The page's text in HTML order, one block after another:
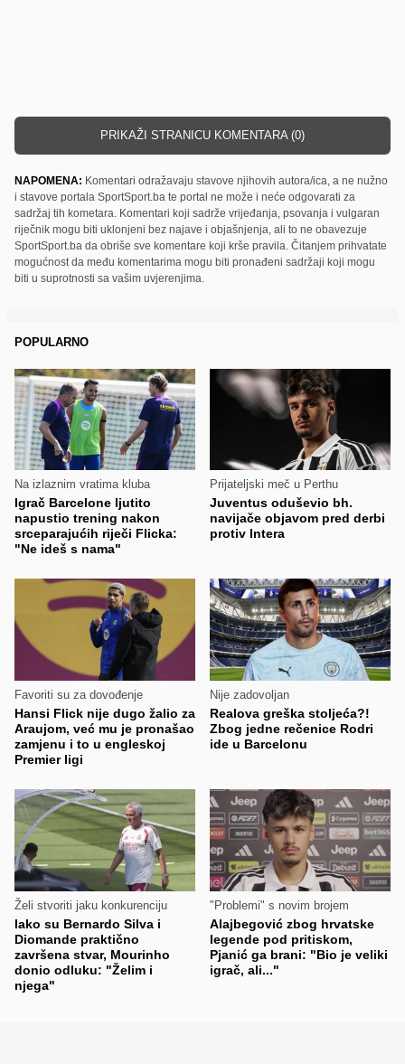
PRIKAŽI STRANICU KOMENTARA (0)
NAPOMENA: Komentari odražavaju stavove njihovih autora/ica, a ne nužno
i stavove portala SportSport.ba te portal ne može i neće odgovarati za
sadržaj tih kometara. Komentari koji sadrže vrijeđanja, psovanja i vulgaran
riječnik mogu biti uklonjeni bez najave i objašnjenja, ali to ne obavezuje
SportSport.ba da obriše sve komentare koji krše pravila. Čitanjem prihvatate
mogućnost da među komentarima mogu biti pronađeni sadržaji koji mogu
biti u suprotnosti sa vašim uvjerenjima.
POPULARNO
Na izlaznim vratima kluba
Igrač Barcelone ljutito
napustio trening nakon
srceparajućih riječi Flicka:
"Ne ideš s nama"
Prijateljski meč u Perthu
Juventus oduševio bh.
navijače objavom pred derbi
protiv Intera
Favoriti su za dovođenje
Hansi Flick nije dugo žalio za
Araujom, već mu je pronašao
zamjenu i to u engleskoj
Premier ligi
Nije zadovoljan
Realova greška stoljeća?!
Zbog jedne rečenice Rodri
ide u Barcelonu
Želi stvoriti jaku konkurenciju
Iako su Bernardo Silva i
Diomande praktično
završena stvar, Mourinho
donio odluku: "Želim i
njega"
"Problemi" s novim brojem
Alajbegović zbog hrvatske
legende pod pritiskom,
Pjanić ga brani: "Bio je veliki
igrač, ali..."